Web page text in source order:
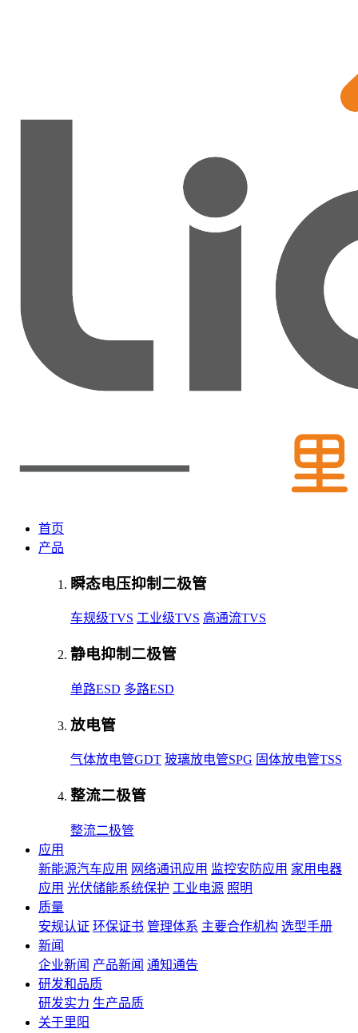
首页
产品
瞬态电压抑制二极管
车规级TVS 工业级TVS 高通流TVS
静电抑制二极管
单路ESD 多路ESD
放电管
气体放电管GDT 玻璃放电管SPG 固体放电管TSS
整流二极管
整流二极管
应用
新能源汽车应用 网络通讯应用 监控安防应用 家用电器
应用 光伏储能系统保护 工业电源 照明
质量
安规认证 环保证书 管理体系 主要合作机构 选型手册
新闻
企业新闻 产品新闻 通知通告
研发和品质
研发实力 生产品质
关于里阳